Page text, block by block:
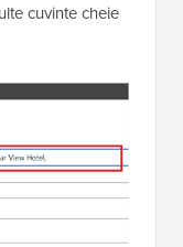
cuvinte cheie